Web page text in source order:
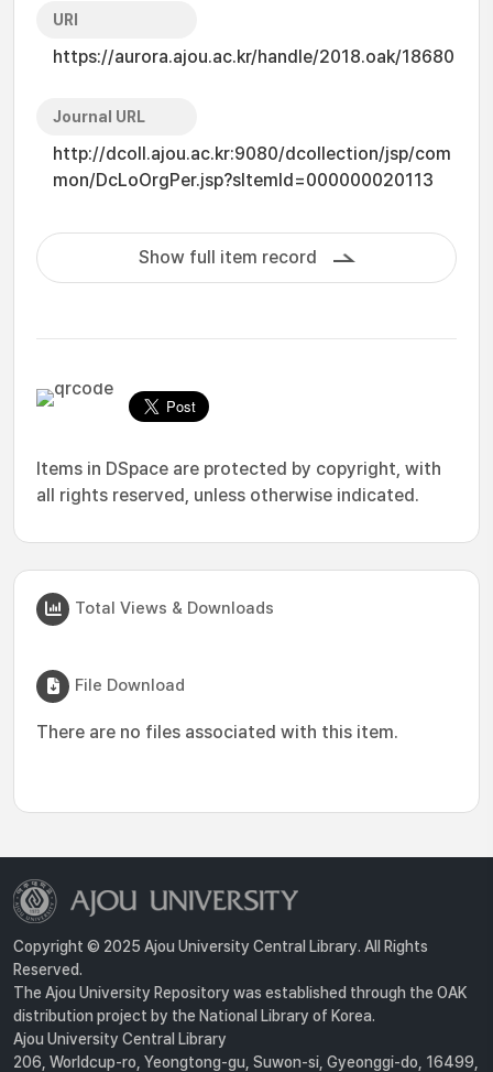
URI
https://aurora.ajou.ac.kr/handle/2018.oak/18680
Journal URL
http://dcoll.ajou.ac.kr:9080/dcollection/jsp/com
mon/DcLoOrgPer.jsp?sItemId=000000020113
Show full item record
Items in DSpace are protected by copyright, with
all rights reserved, unless otherwise indicated.
Total Views & Downloads
File Download
There are no files associated with this item.
Copyright © 2025 Ajou University Central Library. All Rights
Reserved.
The Ajou University Repository was established through the OAK
distribution project by the National Library of Korea.
Ajou University Central Library
206, Worldcup-ro, Yeongtong-gu, Suwon-si, Gyeonggi-do, 16499,